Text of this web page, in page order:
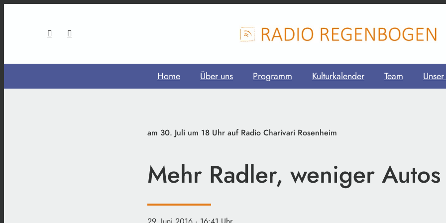
Home Über uns Programm Kulturkalender Team
am 30. Juli um 18 Uhr auf Radio Charivari Rosenheim
Mehr Radler, weniger Autos